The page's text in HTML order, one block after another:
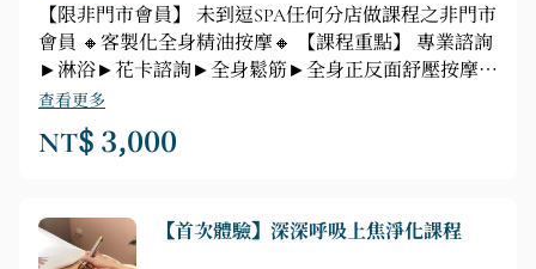
【限非門市會員】 未到逗SPA任何分店做課程之非門市
會員 🔸客製化全身精油按摩🔸 【課程重點】 專業諮詢
►淋浴►花卡諮詢►全身鬆筋►全身正反面舒壓按摩
（腿、背、腹、胸、頭部舒緩按摩）
查看更多
NT$ 3,000
【首次體驗】深深呼吸上焦淨化課程